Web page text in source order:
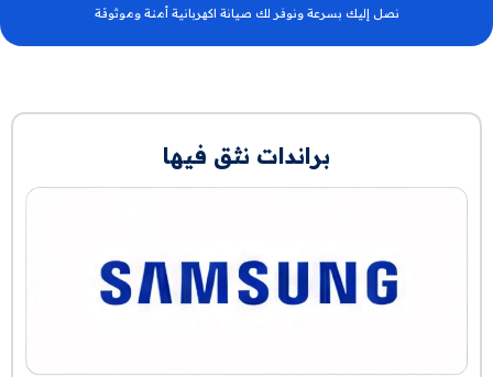
نصل إليك بسرعة ونوفر لك صيانة اكهربانية أمنة وموثوقة
براندات نثق فيها